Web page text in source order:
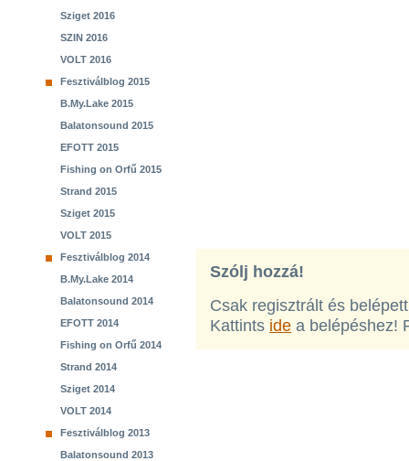
Sziget 2016
SZIN 2016
VOLT 2016
Fesztiválblog 2015
B.My.Lake 2015
Balatonsound 2015
EFOTT 2015
Fishing on Orfű 2015
Strand 2015
Sziget 2015
VOLT 2015
Fesztiválblog 2014
B.My.Lake 2014
Balatonsound 2014
EFOTT 2014
Fishing on Orfű 2014
Strand 2014
Sziget 2014
VOLT 2014
Fesztiválblog 2013
Balatonsound 2013
Szólj hozzá!
Csak regisztrált és
Kattints ide a belépéshez!